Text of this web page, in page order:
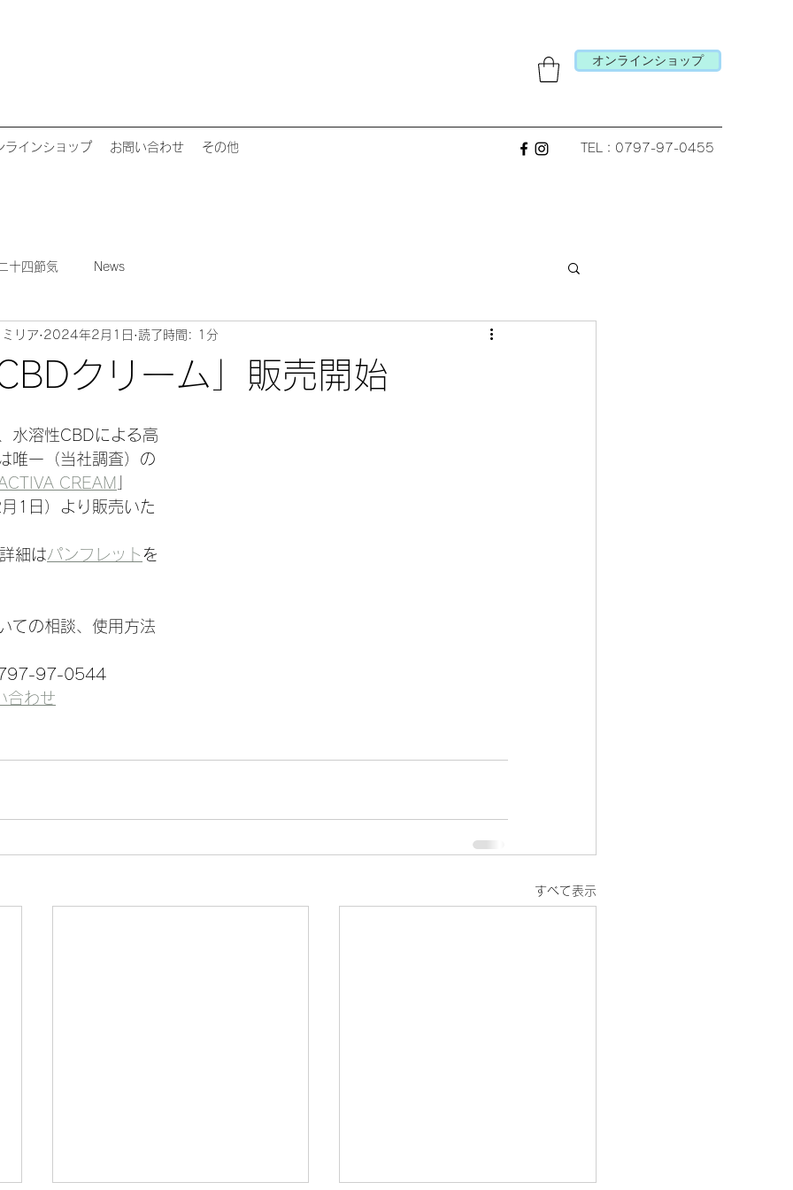
オンラインショップ
ラインショップ お問い合わせ その他 TEL：0797-97-0455
十四節気 News
クリーム」販売開始
リア 2024年2月1日 読了時間: 1分
水溶性CBDによる高
唯一（当社調査）の
CREAM
1日）より販売いた
細はパンフレット を
ての相談、使用方法
97-0544
合わせ
すべて表示